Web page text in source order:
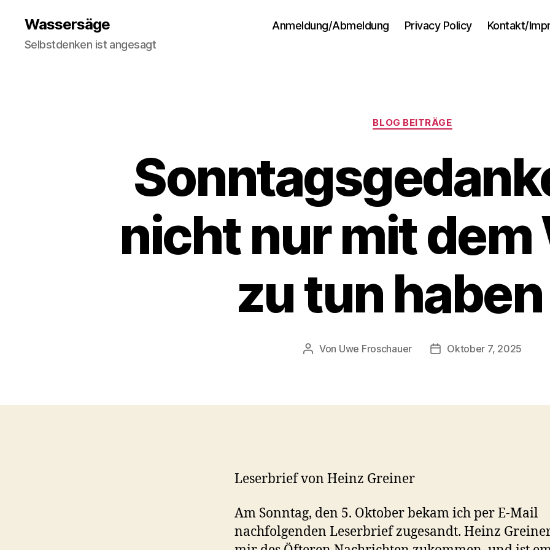
Wassersäge
Selbstdenken ist angesagt
Anmeldung/Abmeldung Privacy Policy Kontakt/
Kategorien
BLOG BEITRÄGE
nicht nur mit dem
zu tun
Beitragsautor
Von Uwe Froschauer Beitragsdatum
Oktober 7, 2025
Leserbrief von Heinz Greiner
Am Sonntag, den 5. Oktober bekam ich per E-Mail
nachfolgenden Leserbrief zugesandt. Heinz